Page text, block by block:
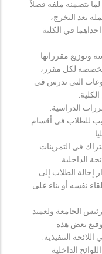
يتضمنه ملفه فضلاً
بعد التخرج،
في الكلية
وتوزيع مقرراتها
لكل مقرر،
التي تدرس في
الدراسية.
للطلاب في أقسام
في التمرينات
الداخلية.
إحالة الطلاب إلى
نفسه أو بناء على
الجامعة ولعميد
بعض هذه
التنفيذية.
الداخلية